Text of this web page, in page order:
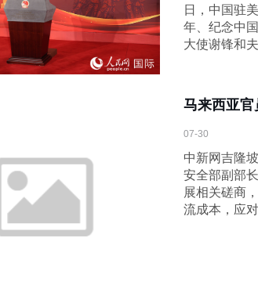
日，中国驻
年、纪念中
大使谢锋和
马来西亚
07-30
中新网吉隆
安全部副部
展相关磋商
流成本，应